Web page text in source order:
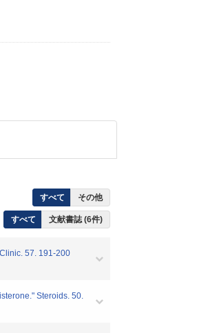
すべて その他
すべて 文献書誌 (6件)
57. 191-200
Steroids. 50.